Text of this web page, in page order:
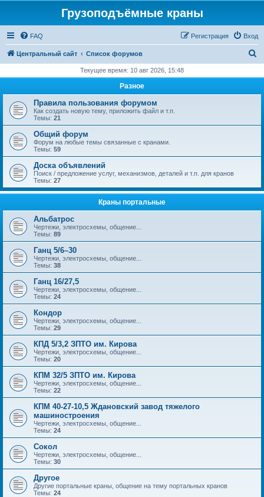
Грузоподъёмные краны
FAQ Вход
Регистрация
Центральный сайт Список форумов
с
Текущее время: 10 авг 2026, 15:48
Разное
Правила пользования форумом
Как создать новую тему, приложить файл и т.п.
Темы: 21
Общий форум
Форум на любые темы связанные с кранами.
Темы: 59
Доска объявлений
Поиск / предложение услуг, механизмов, деталей и т.п. для кранов
Темы: 27
Краны портальные
Альбатрос
Чертежи, электросхемы, общение...
Темы: 89
Ганц 5/6–30
Чертежи, электросхемы, общение...
Темы: 38
Ганц 16/27,5
Чертежи, электросхемы, общение...
Темы: 24
Кондор
Чертежи, электросхемы, общение...
Темы: 29
КПД 5/3,2 ЗПТО им. Кирова
Чертежи, электросхемы, общение...
Темы: 20
КПМ 32/5 ЗПТО им. Кирова
Чертежи, электросхемы, общение...
Темы: 22
КПМ 40-27-10,5 Ждановский завод тяжелого
машиностроения
Чертежи, электросхемы, общение...
Темы: 24
Сокол
Чертежи, электросхемы, общение...
Темы: 30
Другое
Другие портальные краны, общение на тему портальных кранов
Темы: 24